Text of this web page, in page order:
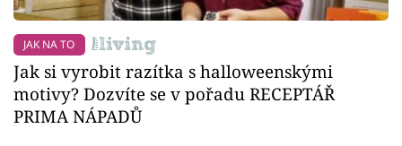
JAK NA TO
Jak si vyrobit razítka s halloweenskými
motivy? Dozvíte se v pořadu RECEPTÁŘ
PRIMA NÁPADŮ